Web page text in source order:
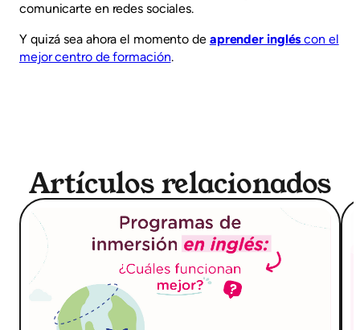
comunicarte en redes sociales.
Y quizá sea ahora el momento de aprender ingléscon el
mejor centro de formación.
Artículos relacionados